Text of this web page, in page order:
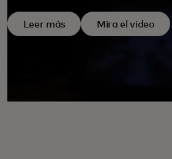
Leer más Mira el video